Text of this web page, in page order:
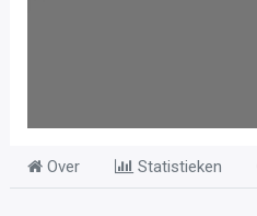
Over Statistieken